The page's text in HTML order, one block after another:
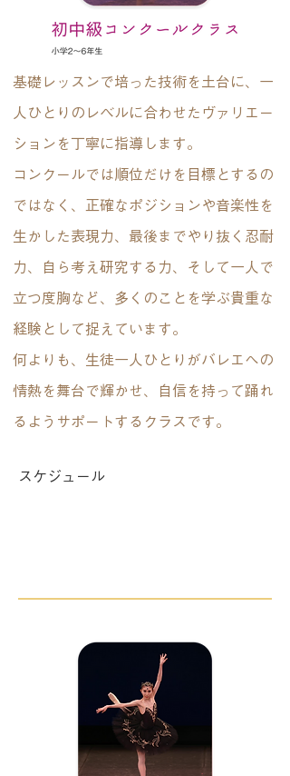
基礎レッスンで培った技術を土台に、一
人ひとりのレベルに合わせたヴァリエー
ションを丁寧に指導します。
コンクールでは順位だけを目標とするの
ではなく、正確なポジションや音楽性を
生かした表現力、最後までやり抜く忍耐
力、自ら考え研究する力、そして一人で
立つ度胸など、多くのことを学ぶ貴重な
経験として捉えています。
何よりも、生徒一人ひとりがバレエへの
情熱を舞台で輝かせ、自信を持って踊れ
るようサポートするクラスです。
スケジュール